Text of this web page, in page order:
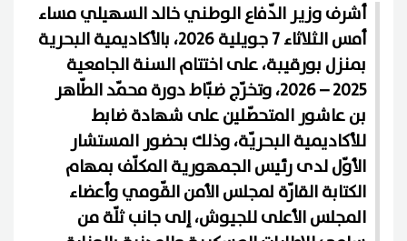
أشرف وزير الدّفاع الوطني خالد السهيلي مساء
أمس الثلاثاء 7 جويلية 2026، بالأكاديمية البحرية
بمنزل بورقيبة، على اختتام السنة الجامعية
2025 – 2026، وتخرّج ضبّاط دورة محمّد الطّاهر
بن عاشور المتحصّلين على شهادة ضابط
للأكاديمية البحريّة، وذلك بحضور المستشار
الأوّل لدى رئيس الجمهورية المكلّف بمهام
الكتابة القارّة لمجلس الأمن القّومي وأعضاء
المجلس الأعلى للجيوش، إلى جانب ثلّة من